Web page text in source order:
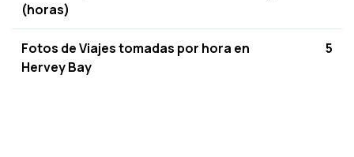
(horas)
Fotos de Viajes tomadas por hora en
Hervey Bay
5